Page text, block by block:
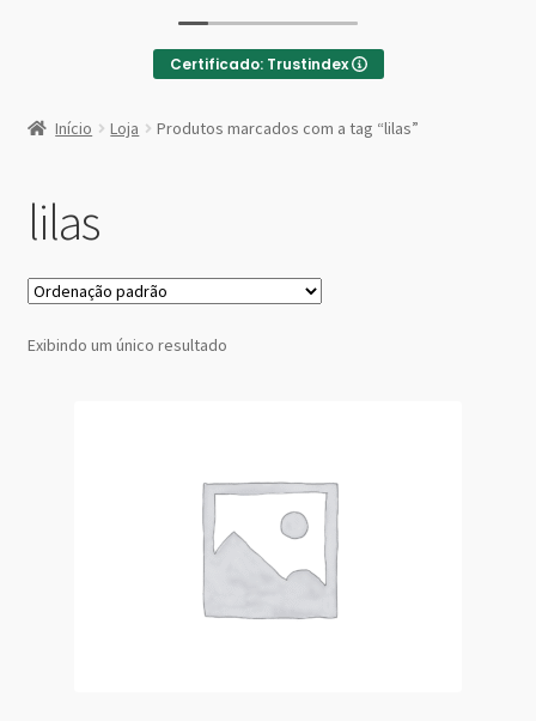
Parallax Shop
Big Sale
Fullscreen Fashion
Certificado: Trustindex
Caminho
Lilas
Início Loja Produtos marcados com a tag “lilas”
lilas
Exibindo um único resultado